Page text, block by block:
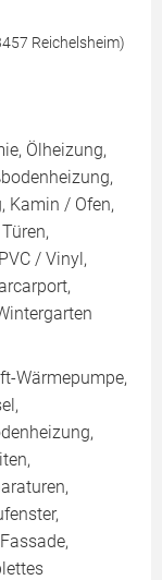
Reichelsheim)
Ölheizung,
Kamin / Ofen,
/ Vinyl,
Wärmepumpe,